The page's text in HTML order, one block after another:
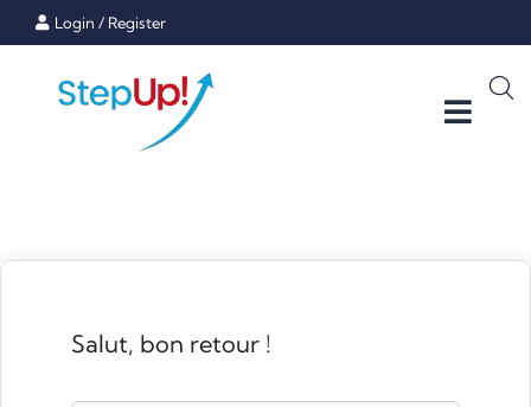
Login / Register
Salut, bon retour !